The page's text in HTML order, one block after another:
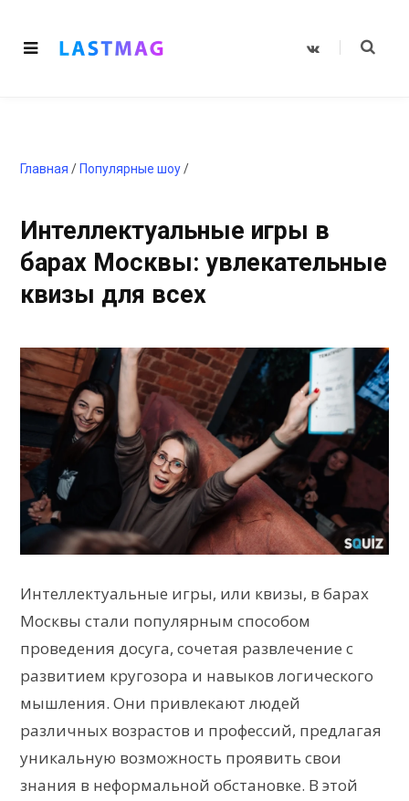
V
Главная / Популярные шоу/
Интеллектуальные игры в
барах Москвы: увлекательные
квизы для всех
Интеллектуальные игры, или квизы, в барах
Москвы стали популярным способом
проведения досуга, сочетая развлечение с
развитием кругозора и навыков логического
мышления. Они привлекают людей
различных возрастов и профессий, предлагая
уникальную возможность проявить свои
знания в неформальной обстановке. В этой